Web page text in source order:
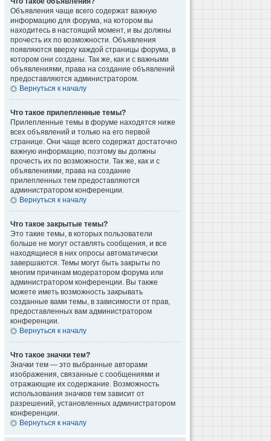
Объявления чаще всего содержат важную
информацию для форума, на котором вы
находитесь в настоящий момент, и вы должны
прочесть их по возможности. Объявления
появляются вверху каждой страницы форума, в
котором они созданы. Так же, как и с важными
объявлениями, права на создание объявлений
предоставляются администратором.
Вернуться к началу
Что такое прилепленные темы?
Прилепленные темы в форуме находятся ниже
всех объявлений и только на его первой
странице. Они чаще всего содержат достаточно
важную информацию, поэтому вы должны
прочесть их по возможности. Так же, как и с
объявлениями, права на создание
прилепленных тем предоставляются
администратором конференции.
Вернуться к началу
Что такое закрытые темы?
Это такие темы, в которых пользователи
больше не могут оставлять сообщения, и все
находящиеся в них опросы автоматически
завершаются. Темы могут быть закрыты по
многим причинам модератором форума или
администратором конференции. Вы также
можете иметь возможность закрывать
созданные вами темы, в зависимости от прав,
предоставленных вам администратором
конференции.
Вернуться к началу
Что такое значки тем?
Значки тем — это выбранные авторами
изображения, связанные с сообщениями и
отражающие их содержание. Возможность
использования значков тем зависит от
разрешений, установленных администратором
конференции.
Вернуться к началу